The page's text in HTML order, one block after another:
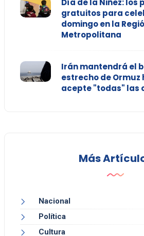
Día de la Niñez: los
gratuitos para
domingo en la
Metropolitana
Irán mantendrá el
estrecho de Ormuz
acepte "todas" las
Más
Nacional
Política
Cultura